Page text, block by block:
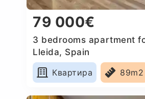
79 000€
3 bedrooms apartment
Lleida, Spain
Квартира
89m2